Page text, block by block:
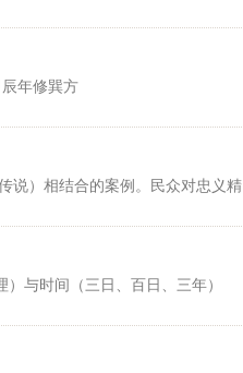
年修巽方
说）相结合的案例。民众对忠义精
与时间（三日、百日、三年）